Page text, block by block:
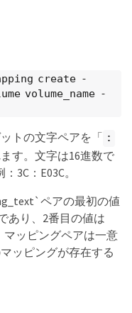
create -
volume_name -
トの文字ペアを「 :
す。文字は16進数で
3C：E03C。
ペアの最初の値
あり、2番目の値は
マッピングペアは一意
ッピングが存在する